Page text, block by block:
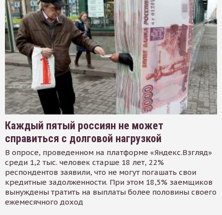
Каждый пятый россиян не может
справиться с долговой нагрузкой
В опросе, проведенном на платформе «Яндекс.Взгляд»
среди 1,2 тыс. человек старше 18 лет, 22%
респондентов заявили, что не могут погашать свои
кредитные задолженности. При этом 18,5% заемщиков
вынуждены тратить на выплаты более половины своего
ежемесячного доход